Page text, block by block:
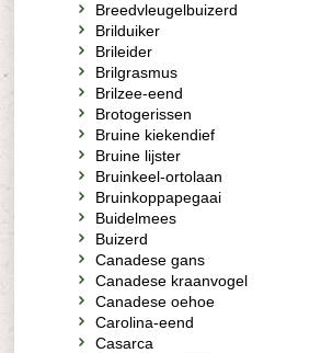
Breedvleugelbuizerd
Brilduiker
Brileider
Brilgrasmus
Brilzee-eend
Brotogerissen
Bruine kiekendief
Bruine lijster
Bruinkeel-ortolaan
Bruinkoppapegaai
Buidelmees
Buizerd
Canadese gans
Canadese kraanvogel
Canadese oehoe
Carolina-eend
Casarca